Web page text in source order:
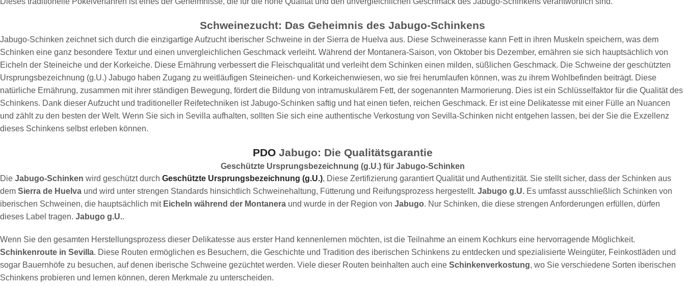
Schweinezucht: Das Geheimnis des Jabugo-Schinkens
Jabugo-Schinken zeichnet sich durch die einzigartige Aufzucht iberischer Schweine in der Sierra de Huelva aus. Diese Schweinerasse kann Fett in ihren Muskeln speichern, was dem
Schinken eine ganz besondere Textur und einen unvergleichlichen Geschmack verleiht. Während der Montanera-Saison, von Oktober bis Dezember, ernähren sie sich hauptsächlich von
Eicheln der Steineiche und der Korkeiche. Diese Ernährung verbessert die Fleischqualität und verleiht dem Schinken einen milden, süßlichen Geschmack. Die Schweine der geschützten
Ursprungsbezeichnung (g.U.) Jabugo haben Zugang zu weitläufigen Steineichen- und Korkeichenwiesen, wo sie frei herumlaufen können, was zu ihrem Wohlbefinden beiträgt. Diese
natürliche Ernährung, zusammen mit ihrer ständigen Bewegung, fördert die Bildung von intramuskulärem Fett, der sogenannten Marmorierung. Dies ist ein Schlüsselfaktor für die Qualität des
Schinkens. Dank dieser Aufzucht und traditioneller Reifetechniken ist Jabugo-Schinken saftig und hat einen tiefen, reichen Geschmack. Er ist eine Delikatesse mit einer Fülle an Nuancen
und zählt zu den besten der Welt. Wenn Sie sich in Sevilla aufhalten, sollten Sie sich eine authentische Verkostung von Sevilla-Schinken nicht entgehen lassen, bei der Sie die Exzellenz
dieses Schinkens selbst erleben können.
PDOJabugo: Die Qualitätsgarantie
Geschützte Ursprungsbezeichnung (g.U.) für Jabugo-Schinken
Die Jabugo-Schinken wird geschützt durch Geschützte Ursprungsbezeichnung (g.U.), Diese Zertifizierung garantiert Qualität und Authentizität. Sie stellt sicher, dass der Schinken aus
dem Sierra de Huelva und wird unter strengen Standards hinsichtlich Schweinehaltung, Fütterung und Reifungsprozess hergestellt. Jabugo g.U. Es umfasst ausschließlich Schinken von
iberischen Schweinen, die hauptsächlich mit Eicheln während der Montanera und wurde in der Region von Jabugo. Nur Schinken, die diese strengen Anforderungen erfüllen, dürfen
dieses Label tragen. Jabugo g.U..
Wenn Sie den gesamten Herstellungsprozess dieser Delikatesse aus erster Hand kennenlernen möchten, ist die Teilnahme an einem Kochkurs eine hervorragende Möglichkeit.
Schinkenroute in Sevilla. Diese Routen ermöglichen es Besuchern, die Geschichte und Tradition des iberischen Schinkens zu entdecken und spezialisierte Weingüter, Feinkostläden und
sogar Bauernhöfe zu besuchen, auf denen iberische Schweine gezüchtet werden. Viele dieser Routen beinhalten auch eine Schinkenverkostung, wo Sie verschiedene Sorten iberischen
Schinkens probieren und lernen können, deren Merkmale zu unterscheiden.